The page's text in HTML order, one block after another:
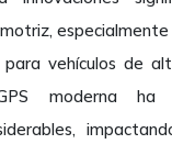
vehículos de
moderna ha